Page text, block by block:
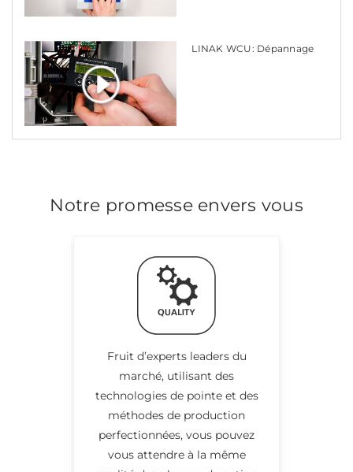
LINAK WCU: Dépannage
Notre promesse envers vous
Fruit d’experts leaders du
marché, utilisant des
technologies de pointe et des
méthodes de production
perfectionnées, vous pouvez
vous attendre à la même